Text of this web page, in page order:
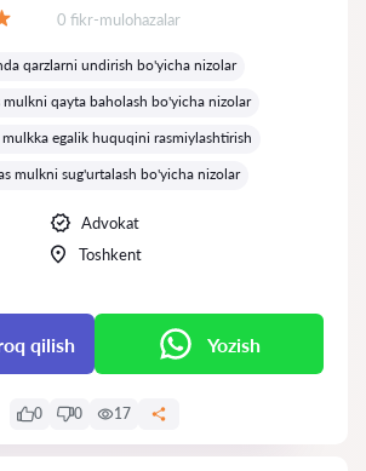
Fikrlar:
0 fikr-mulohazalar
qarzlarni undirish bo'yicha nizolar
mulkni qayta baholash bo'yicha nizolar
mulkka egalik huquqini rasmiylashtirish
mulkni sug'urtalash bo'yicha nizolar
Advokat
Toshkent
qilish Yozish
0 0 17